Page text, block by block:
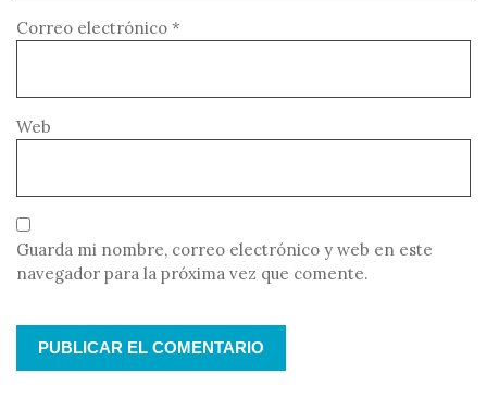
Correo electrónico *
Web
Guarda mi nombre, correo electrónico y web en este
navegador para la próxima vez que comente.